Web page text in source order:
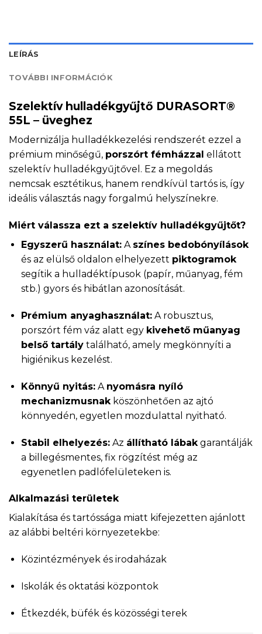
LEÍRÁS
TOVÁBBI INFORMÁCIÓK
Szelektív hulladékgyűjtő DURASORT®
55L – üveghez
Modernizálja hulladékkezelési rendszerét ezzel a
prémium minőségű, porszórt fémházzal ellátott
szelektív hulladékgyűjtővel. Ez a megoldás
nemcsak esztétikus, hanem rendkívül tartós is, így
ideális választás nagy forgalmú helyszínekre.
Miért válassza ezt a szelektív hulladékgyűjtőt?
Egyszerű használat:A színes bedobónyílások
és az elülső oldalon elhelyezett piktogramok
segítik a hulladéktípusok (papír, műanyag, fém
stb.) gyors és hibátlan azonosítását.
Prémium anyaghasználat:A robusztus,
porszórt fém váz alatt egy kivehető műanyag
belső tartálytalálható, amely megkönnyíti a
higiénikus kezelést.
Könnyű nyitás:A nyomásra nyíló
mechanizmusnakköszönhetően az ajtó
könnyedén, egyetlen mozdulattal nyitható.
Stabil elhelyezés:Az állítható lábakgarantálják
a billegésmentes, fix rögzítést még az
egyenetlen padlófelületeken is.
Alkalmazási területek
Kialakítása és tartóssága miatt kifejezetten ajánlott
az alábbi beltéri környezetekbe:
Közintézmények és irodaházak
Iskolák és oktatási központok
Étkezdék, büfék és közösségi terek